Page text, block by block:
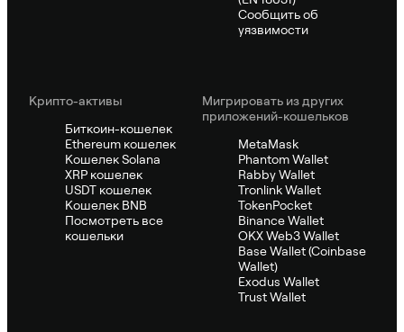
Сообщить об
уязвимости
Крипто-активы
Биткоин-кошелек
Ethereum кошелек
Кошелек Solana
XRP кошелек
USDT кошелек
Кошелек BNB
Посмотреть все
кошельки
Мигрировать из других
приложений-кошельков
MetaMask
Phantom Wallet
Rabby Wallet
Tronlink Wallet
TokenPocket
Binance Wallet
OKX Web3 Wallet
Base Wallet (Coinbase
Wallet)
Exodus Wallet
Trust Wallet